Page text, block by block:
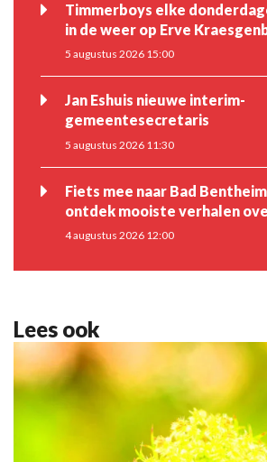
Timmerboys elke
in de weer op Erve
5 augustus 2026 15:00
Jan Eshuis nieuwe interim-
gemeentesecretaris
5 augustus 2026 11:30
Fiets mee naar Bad
ontdek mooiste verhalen
4 augustus 2026 12:00
Lees ook